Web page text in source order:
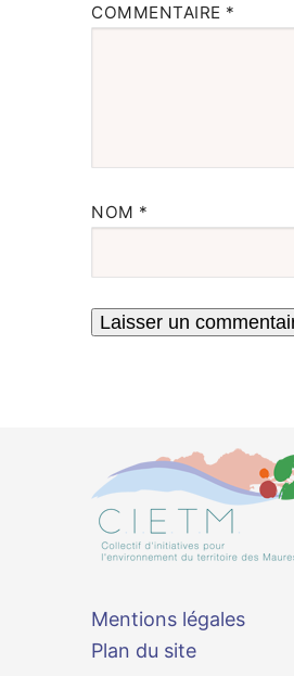
COMMENTAIRE *
NOM *
Mentions légales
Plan du site